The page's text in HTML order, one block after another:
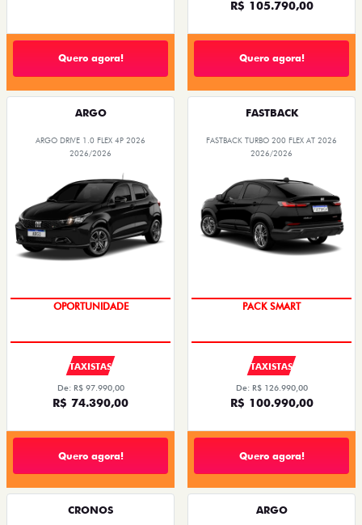
Quero agora!
R$ 105.790,00
Quero agora!
ARGO
ARGO DRIVE 1.0 FLEX 4P 2026
2026/2026
OPORTUNIDADE
TAXISTAS
De: R$ 97.990,00
R$ 74.390,00
Quero agora!
FASTBACK
FASTBACK TURBO 200 FLEX AT 2026
2026/2026
PACK SMART
TAXISTAS
De: R$ 126.990,00
R$ 100.990,00
Quero agora!
CRONOS ARGO